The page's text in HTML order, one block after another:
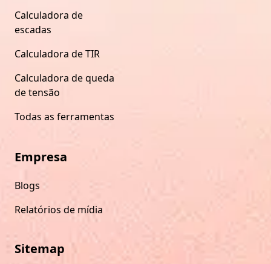
Calculadora de
escadas
Calculadora de TIR
Calculadora de queda
de tensão
Todas as ferramentas
Empresa
Blogs
Relatórios de mídia
Sitemap